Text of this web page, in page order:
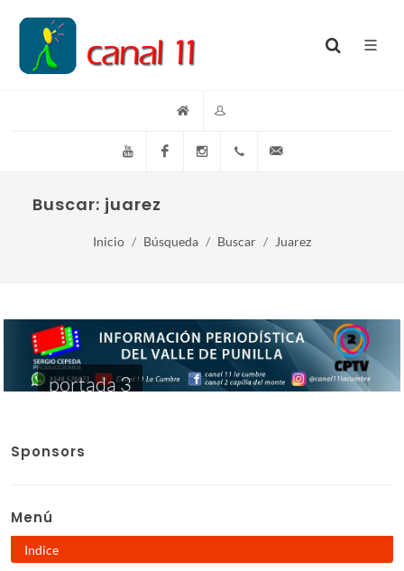
YouTube FacebookInstagram(+54)(9)3548-576073
Buscar: juarez
Inicio Búsqueda Buscar Juarez
portada 3
Sponsors
Menú
Indice